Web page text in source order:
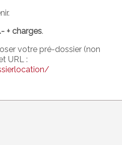
+ charges.
votre pré-dossier (non
URL :